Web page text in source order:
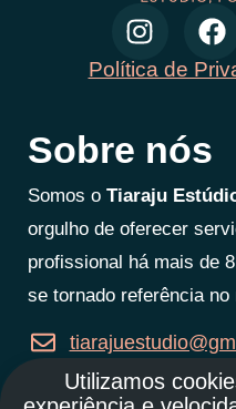
Política de
Sobre nós
Somos o Tiaraju
orgulho de oferecer
profissional há mais de
se tornado referência
47 997607127
Utilizamos